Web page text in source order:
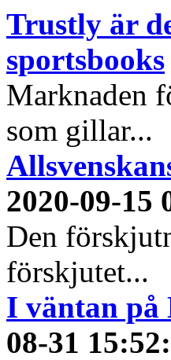
Trustly är
sportsbooks
Marknaden
som gillar...
2020-09-15
Den
förskjutet...
I väntan på
08-31 15:52: